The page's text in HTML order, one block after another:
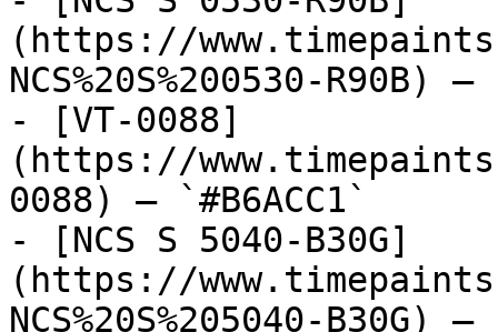
(https://
NCS%20S%200530-R90B)
- [VT-0088]
(https://
0088) — `#B6ACC1`
- [NCS S 5040-B30G]
(https://
NCS%20S%205040-B30G)